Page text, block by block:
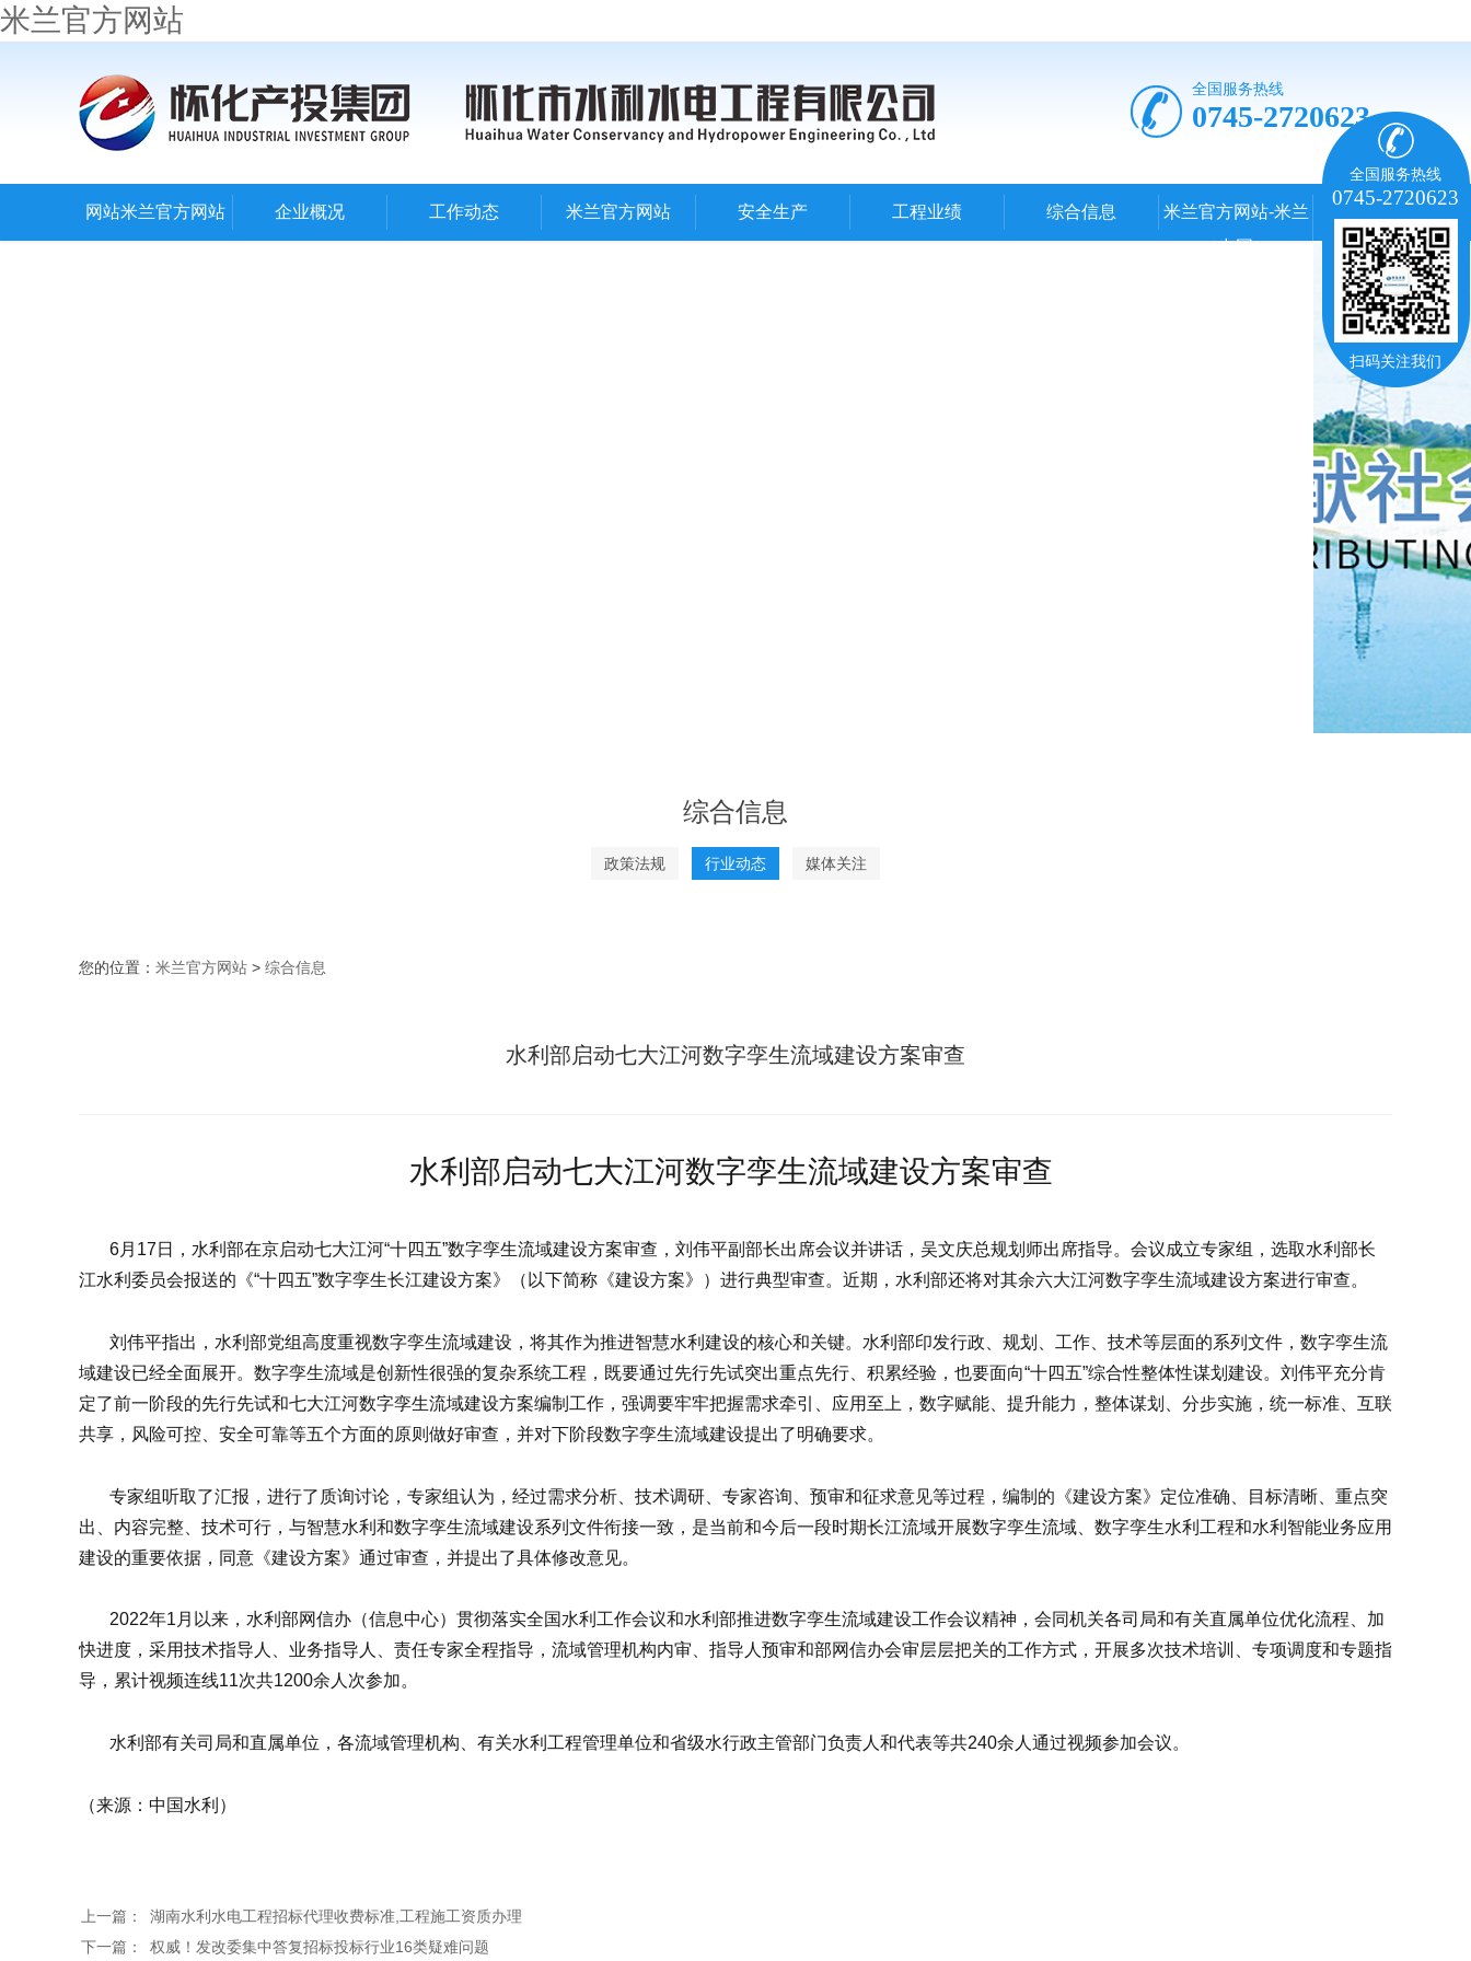
米兰官方网站
全国服务热线
0745-2720623
网站米兰官方网站 企业概况 工作动态 米兰官方网站 安全生产 工程业绩 综合信息
米兰官方网站-米兰
（中国）
综合信息
政策法规 行业动态 媒体关注
您的位置： 米兰官方网站 > 综合信息
水利部启动七大江河数字孪生流域建设方案审查
水利部启动七大江河数字孪生流域建设方案审查
6月17日，水利部在京启动七大江河“十四五”数字孪生流域建设方案审查，刘伟平副部长出席会议并讲话，吴文庆总规划师出席指导。会议成立专家组，选取水利部长
江水利委员会报送的《“十四五”数字孪生长江建设方案》（以下简称《建设方案》）进行典型审查。近期，水利部还将对其余六大江河数字孪生流域建设方案进行审查。
刘伟平指出，水利部党组高度重视数字孪生流域建设，将其作为推进智慧水利建设的核心和关键。水利部印发行政、规划、工作、技术等层面的系列文件，数字孪生流
域建设已经全面展开。数字孪生流域是创新性很强的复杂系统工程，既要通过先行先试突出重点先行、积累经验，也要面向“十四五”综合性整体性谋划建设。刘伟平充分肯
定了前一阶段的先行先试和七大江河数字孪生流域建设方案编制工作，强调要牢牢把握需求牵引、应用至上，数字赋能、提升能力，整体谋划、分步实施，统一标准、互联
共享，风险可控、安全可靠等五个方面的原则做好审查，并对下阶段数字孪生流域建设提出了明确要求。
专家组听取了汇报，进行了质询讨论，专家组认为，经过需求分析、技术调研、专家咨询、预审和征求意见等过程，编制的《建设方案》定位准确、目标清晰、重点突
出、内容完整、技术可行，与智慧水利和数字孪生流域建设系列文件衔接一致，是当前和今后一段时期长江流域开展数字孪生流域、数字孪生水利工程和水利智能业务应用
建设的重要依据，同意《建设方案》通过审查，并提出了具体修改意见。
2022年1月以来，水利部网信办（信息中心）贯彻落实全国水利工作会议和水利部推进数字孪生流域建设工作会议精神，会同机关各司局和有关直属单位优化流程、加
快进度，采用技术指导人、业务指导人、责任专家全程指导，流域管理机构内审、指导人预审和部网信办会审层层把关的工作方式，开展多次技术培训、专项调度和专题指
导，累计视频连线11次共1200余人次参加。
水利部有关司局和直属单位，各流域管理机构、有关水利工程管理单位和省级水行政主管部门负责人和代表等共240余人通过视频参加会议。
（来源：中国水利）
上一篇：
湖南水利水电工程招标代理收费标准,工程施工资质办理
下一篇：
权威！发改委集中答复招标投标行业16类疑难问题
全国服务热线
0745-2720623
扫码关注我们